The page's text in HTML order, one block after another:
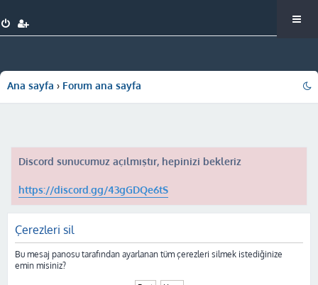
Ana sayfa Forum ana sayfa
Discord sunucumuz açılmıştır, hepinizi bekleriz
https://discord.gg/43gGDQe6tS
Çerezleri sil
Bu mesaj panosu tarafından ayarlanan tüm çerezleri silmek istediğinize
emin misiniz?